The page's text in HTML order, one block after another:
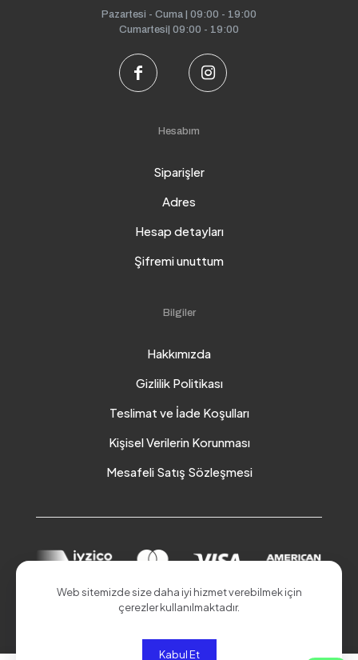
Pazartesi - Cuma | 09:00 - 19:00
Cumartesi| 09:00 - 19:00
Hesabım
Siparişler
Adres
Hesap detayları
Şifremi unuttum
Bilgiler
Hakkımızda
Gizlilik Politikası
Teslimat ve İade Koşulları
Kişisel Verilerin Korunması
Mesafeli Satış Sözleşmesi
© 2026 Akduman Online | Tüm Hakları Saklıdır.
Web sitemizde size daha iyi hizmet verebilmek için
çerezler kullanılmaktadır.
Kabul Et